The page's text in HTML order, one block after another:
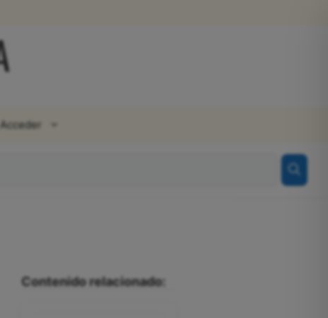
Acceder
Contenido relacionado: